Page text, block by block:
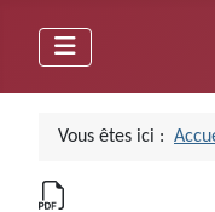
Vous êtes ici :